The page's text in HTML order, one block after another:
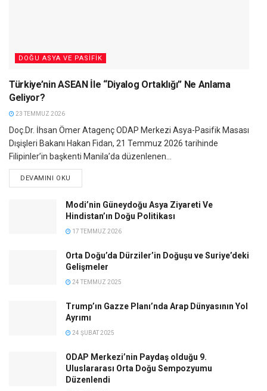
DOĞU ASYA VE PASIFIK
Türkiye’nin ASEAN İle “Diyalog Ortaklığı” Ne Anlama
Geliyor?
23 TEMMUZ 2026
Doç.Dr. İhsan Ömer Atagenç ODAP Merkezi Asya-Pasifik Masası
Dışişleri Bakanı Hakan Fidan, 21 Temmuz 2026 tarihinde
Filipinler’in başkenti Manila’da düzenlenen...
DEVAMINI OKU
Modi’nin Güneydoğu Asya Ziyareti Ve
Hindistan’ın Doğu Politikası
17 TEMMUZ 2026
Orta Doğu’da Dürziler’in Doğuşu ve Suriye’deki
Gelişmeler
24 TEMMUZ 2025
Trump’ın Gazze Planı’nda Arap Dünyasının Yol
Ayrımı
24 ŞUBAT 2025
ODAP Merkezi’nin Paydaş olduğu 9.
Uluslararası Orta Doğu Sempozyumu
Düzenlendi